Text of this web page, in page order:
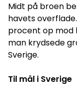
Midt på broen
havets
procent op mod
man krydsede
Sverige.
Til mål i Sverige